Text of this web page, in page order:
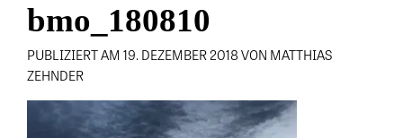
bmo_180810
PUBLIZIERT AM 19. DEZEMBER 2018 VON MATTHIAS
ZEHNDER